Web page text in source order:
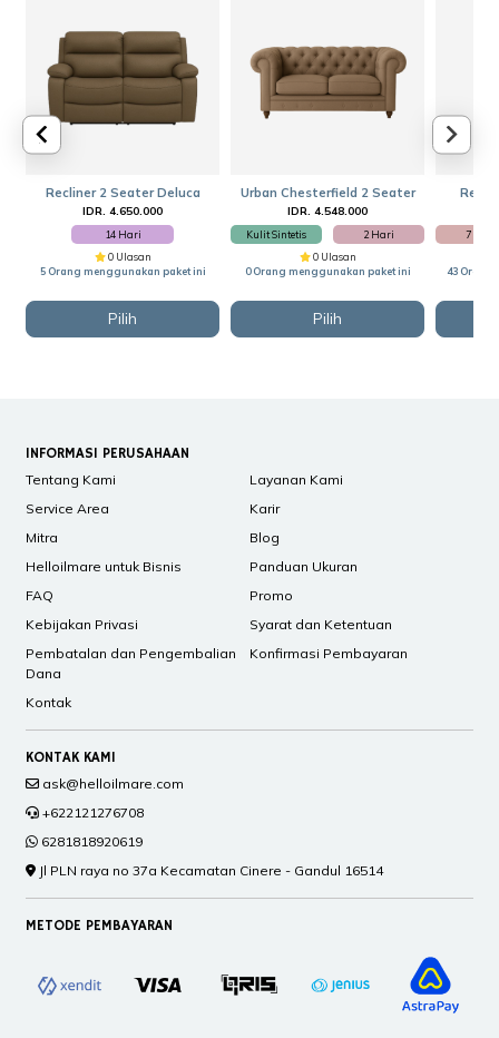
Recliner 2 Seater Deluca
IDR. 4.650.000
14 Hari
0 Ulasan
5 Orang menggunakan paket ini
Pilih
Urban Chesterfield 2 Seater
IDR. 4.548.000
Kulit Sintetis
2 Hari
0 Ulasan
0 Orang menggunakan paket ini
Pilih
7 Hari
43 Orang
INFORMASI PERUSAHAAN
Tentang Kami
Layanan Kami
Service Area
Karir
Mitra
Blog
Helloilmare untuk Bisnis
Panduan Ukuran
FAQ
Promo
Kebijakan Privasi
Syarat dan Ketentuan
Pembatalan dan Pengembalian
Dana
Konfirmasi Pembayaran
Kontak
KONTAK KAMI
ask@helloilmare.com
+622121276708
6281818920619
Jl PLN raya no 37a Kecamatan Cinere - Gandul 16514
METODE PEMBAYARAN